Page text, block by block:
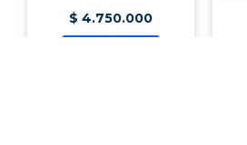
$ 4.750.000